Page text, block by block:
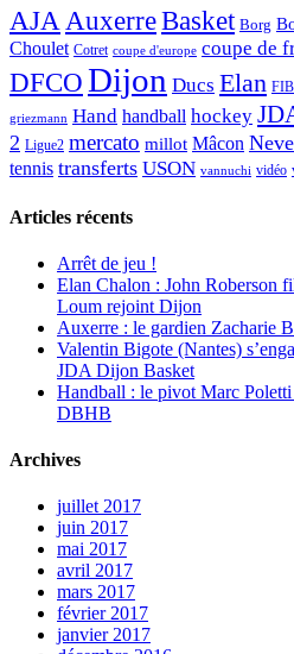
AJAAuxerreBasket Borg
Choulet Cotret coupe d'europe coupe de
DFCODijon Ducs Elan
griezmann Hand handball hockey
2 Ligue2 mercato millot Mâcon
tennis transferts USON vannuchi vidéo
Articles récents
Arrêt de jeu !
Elan Chalon : John Roberson
Loum rejoint Dijon
Auxerre : le gardien Zacharie
Valentin Bigote (Nantes)
JDA Dijon Basket
Handball : le pivot Marc
DBHB
Archives
juillet 2017
juin 2017
mai 2017
avril 2017
mars 2017
février 2017
janvier 2017